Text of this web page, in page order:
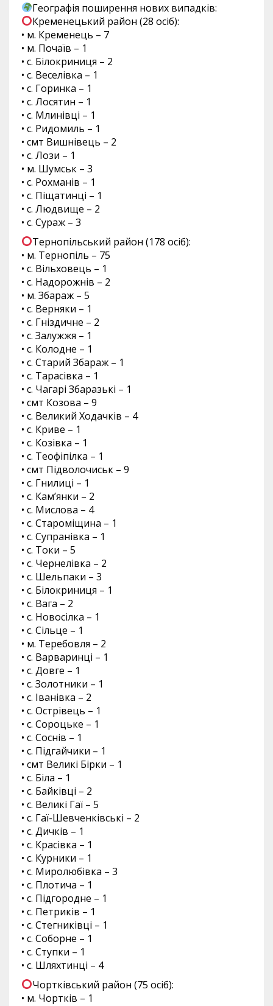
Географія поширення нових випадків:
Кременецький район (28 осіб):
• м. Кременець – 7
• м. Почаїв – 1
• с. Білокриниця – 2
• с. Веселівка – 1
• с. Горинка – 1
• с. Лосятин – 1
• с. Млинівці – 1
• с. Ридомиль – 1
• смт Вишнівець – 2
• с. Лози – 1
• м. Шумськ – 3
• с. Рохманів – 1
• с. Піщатинці – 1
• с. Людвище – 2
• с. Сураж – 3
Тернопільський район (178 осіб):
• м. Тернопіль – 75
• с. Вільховець – 1
• с. Надорожнів – 2
• м. Збараж – 5
• с. Верняки – 1
• с. Гніздичне – 2
• с. Залужжя – 1
• с. Колодне – 1
• с. Старий Збараж – 1
• с. Тарасівка – 1
• с. Чагарі Збаразькі – 1
• смт Козова – 9
• с. Великий Ходачків – 4
• с. Криве – 1
• с. Козівка – 1
• с. Теофіпілка – 1
• смт Підволочиськ – 9
• с. Гнилиці – 1
• с. Кам’янки – 2
• с. Мислова – 4
• с. Староміщина – 1
• с. Супранівка – 1
• с. Токи – 5
• с. Чернелівка – 2
• с. Шельпаки – 3
• с. Білокриниця – 1
• с. Вага – 2
• с. Новосілка – 1
• с. Сільце – 1
• м. Теребовля – 2
• с. Варваринці – 1
• с. Довге – 1
• с. Золотники – 1
• с. Іванівка – 2
• с. Острівець – 1
• с. Сороцьке – 1
• с. Соснів – 1
• с. Підгайчики – 1
• смт Великі Бірки – 1
• с. Біла – 1
• с. Байківці – 2
• с. Великі Гаї – 5
• с. Гаї-Шевченківські – 2
• с. Дичків – 1
• с. Красівка – 1
• с. Курники – 1
• с. Миролюбівка – 3
• с. Плотича – 1
• с. Підгородне – 1
• с. Петриків – 1
• с. Стегниківці – 1
• с. Соборне – 1
• с. Ступки – 1
• с. Шляхтинці – 4
Чортківський район (75 осіб):
• м. Чортків – 1